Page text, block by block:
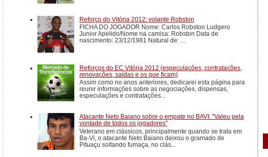
Reforço do Vitória 2012: volante Robston
FICHA DO JOGADOR Nome: Carlos Robston Ludgero
Junior Apelido/Nome na camisa: Robston Data de
nascimento: 23/12/1981 Natural de: ...
Reforços do EC Vitória 2012 (especulações, contratações,
renovações, saídas e os que ficam)
Assim como no anos anteriores, dedicarei esta página para
reunir informações sobre as negociações, dispensas,
especulações e contratações...
Atacante Neto Baiano sobre o empate no BAVI: "Valeu pela
vontade de todos os jogadores"
Veterano em clássicos, principalmente quando se trata em
Ba-Vi, o atacante Neto Baiano deixou o gramado de
Pituaçu soltando fumaça, no clás...